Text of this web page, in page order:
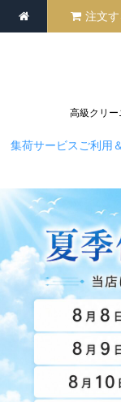
高級クリー
注文す
集荷サービスご利用